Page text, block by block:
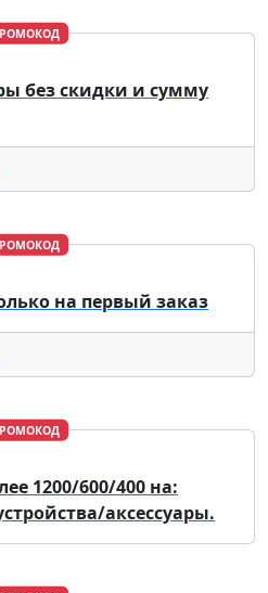
без скидки и сумму
на первый заказ
1200/600/400 на:
аксессуары.